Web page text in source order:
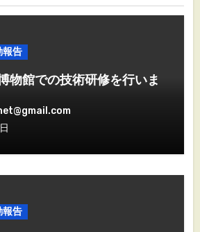
報告
物館での技術研修を行いま
報告